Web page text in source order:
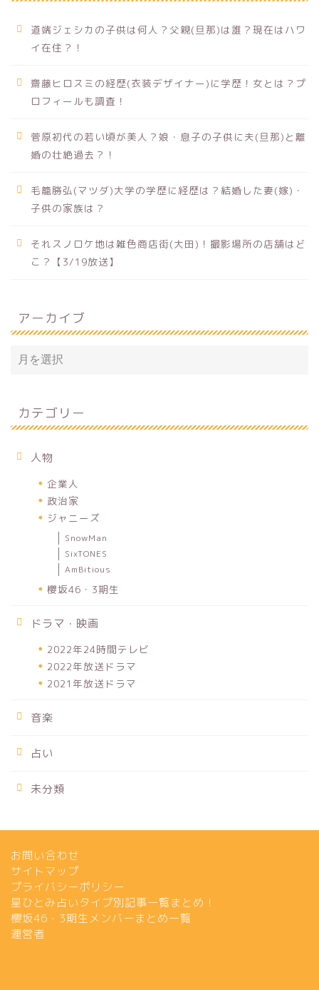
道端ジェシカの子供は何人？父親(旦那)は誰？現在はハワ
イ在住？！
齋藤ヒロスミの経歴(衣装デザイナー)に学歴！女とは？プ
ロフィールも調査！
菅原初代の若い頃が美人？娘・息子の子供に夫(旦那)と離
婚の壮絶過去？！
毛籠勝弘(マツダ)大学の学歴に経歴は？結婚した妻(嫁)・
子供の家族は？
それスノロケ地は雑色商店街(大田)！撮影場所の店舗はど
こ？【3/19放送】
アーカイブ
カテゴリー
人物
企業人
政治家
ジャニーズ
SnowMan
SixTONES
AmBitious
櫻坂46・3期生
ドラマ・映画
2022年24時間テレビ
2022年放送ドラマ
2021年放送ドラマ
音楽
占い
未分類
お問い合わせ
サイトマップ
プライバシーポリシー
星ひとみ占いタイプ別記事一覧まとめ！
櫻坂46・3期生メンバーまとめ一覧
運営者